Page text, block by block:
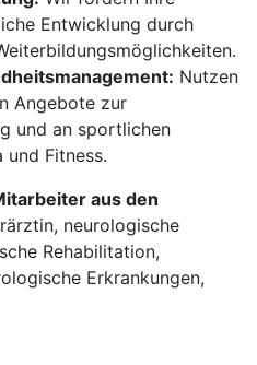
Entwicklung durch
Nutzen
Angebote zur
und an sportlichen
Fitness.
aus den
neurologische
Rehabilitation,
Erkrankungen,